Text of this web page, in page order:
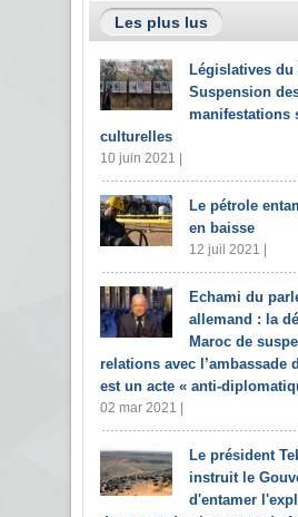
Les plus lus
Législatives du
Suspension
manifestations
culturelles
10 juin 2021 |
Le pétrole
en baisse
12 juil 2021 |
Echami du
allemand : la
Maroc de
relations avec l’ambassade
est un acte « anti-
02 mar 2021 |
Le président
instruit le
d'entamer